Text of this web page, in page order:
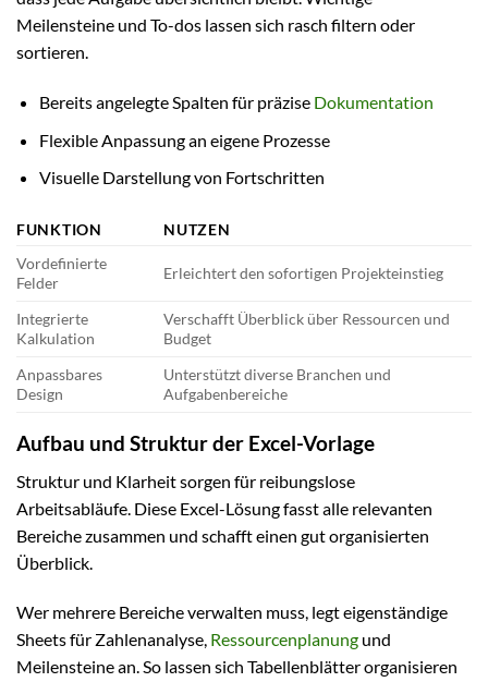
Meilensteine und To-dos lassen sich rasch filtern oder
sortieren.
Bereits angelegte Spalten für präzise Dokumentation
Flexible Anpassung an eigene Prozesse
Visuelle Darstellung von Fortschritten
FUNKTION
NUTZEN
Vordefinierte
Felder
Erleichtert den sofortigen Projekteinstieg
Integrierte
Kalkulation
Verschafft Überblick über Ressourcen und
Budget
Anpassbares
Design
Unterstützt diverse Branchen und
Aufgabenbereiche
Aufbau und Struktur der Excel-Vorlage
Struktur und Klarheit sorgen für reibungslose
Arbeitsabläufe. Diese Excel-Lösung fasst alle relevanten
Bereiche zusammen und schafft einen gut organisierten
Überblick.
Wer mehrere Bereiche verwalten muss, legt eigenständige
Sheets für Zahlenanalyse, Ressourcenplanung und
Meilensteine an. So lassen sich Tabellenblätter organisieren